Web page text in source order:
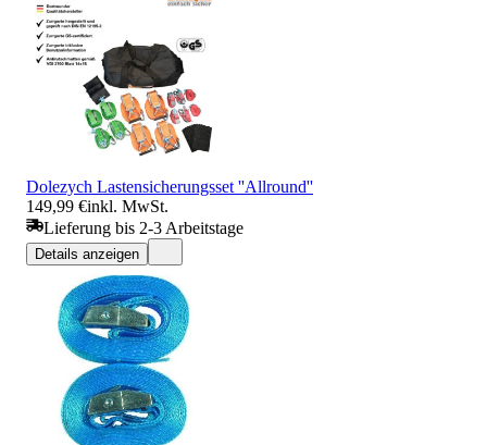
Dolezych Lastensicherungsset ''Allround''
149,99 €inkl. MwSt.
Lieferung bis 2-3 Arbeitstage
Details anzeigen